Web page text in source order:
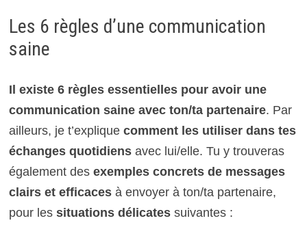
Les 6 règles d’une communication
saine
Il existe 6 règlesessentielles pour avoir une
communication saine avec ton/ta partenaire. Par
ailleurs, je t’explique comment les utiliser dans tes
échanges quotidiensavec lui/elle. Tu y trouveras
également des exemples concrets de messages
clairs et efficacesà envoyer à ton/ta partenaire,
pour les situations délicatessuivantes :